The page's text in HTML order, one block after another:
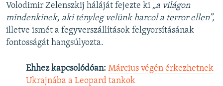
Volodimir Zelenszkij háláját fejezte ki „a világon
mindenkinek, aki tényleg velünk harcol a terror ellen”,
illetve ismét a fegyverszállítások felgyorsításának
fontosságát hangsúlyozta.
Ehhez kapcsolódóan: Március végén érkezhetnek
Ukrajnába a Leopard tankok